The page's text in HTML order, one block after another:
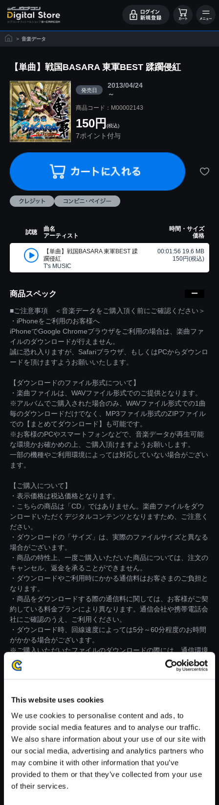
This website uses cookies
We use cookies to personalise content and ads, to
provide social media features and to analyse our traffic.
We also share information about your use of our site with
our social media, advertising and analytics partners who
may combine it with other information that you’ve
provided to them or that they’ve collected from your use
of their services.
> 音楽データ
【単曲】戦国BASARA 東軍BEST 蹂躙侵紅
発売日
2013/04/24
～
商品コード：M00002143
150円 (税込)
7ポイント付与
試聴
曲名
アーティスト
時間・サイズ
価格
【単曲】戦国BASARA 東軍BEST 蹂
躙侵紅
T's MUSIC
00:01:56 19.6 MB
150円(税込)
商品スペック
■ご注意事項 ＜音楽データをご購入頂く前にご確認ください＞
・iPhoneをご利用のお客様へ
iPhoneでGoogle Chromeブラウザをご利用の場合は、楽曲ファ
イルのダウンロードが行えません。
誠に恐れ入りますが、Safariブラウザ、もしくはPCからダウンロ
ードを頂けますようお願いいたします。
【ダウンロードのファイル形式について】
・楽曲ファイルは、WAVファイル形式でのご提供となります。
※アルバムでご購入された場合のみ、WAVファイル形式での1曲
毎のダウンロードだけでなく、MP3ファイル形式のZIPファイル
での【まとめてダウンロード】も可能です。
※お客様のPCやスマートフォンなどで、音楽データが再生可能
な環境かお確かめの上、ご購入頂けますようお願いします。
一部の機種やご利用環境によっては対応していない場合がござい
ます。
【ご購入について】
・表示価格は税込価格となります。
・こちらの商品は「CD」ではありません。楽曲ファイルをダウ
ンロードいただくデジタルコンテンツとなりますため、ご注意く
ださい。
・ダウンロードの「サイズ」は、実際のファイルサイズと異なる
場合がございます。
・商品の特性上、一度ご購入いただいた商品については、注文の
キャンセル、返金を承ることができません。
・ダウンロードやご利用時にかかる通信料はお客さまのご負担と
なります。
・商品をダウンロードする際の通信料に関しては、お客様がご契
約している料金プランにより異なります。通信会社や携帯電話会
社にご確認のうえ、ご利用ください。
・ダウンロード時、回線速度によっては5分～60分程度のお時間
がかかる場合がございます。
※ご購入いただいたファイルのダウンロードの際には、通信環境
が安定しているWifi環境でお試しください。
【単曲】戦国BASARA 東軍BE
ST 蹂躙侵紅
150円(税込)
7ポイント付与